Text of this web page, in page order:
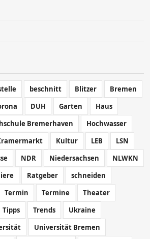
beschnitt Blitzer
Bremen
DUH Garten
Haus
Bremerhaven
Hochwasser
Kultur LEB
LSN
NDR Niedersachsen
NLWKN
Ratgeber
schneiden
Termin Termine
Theater
Tipps Trends
Ukraine
Universität Bremen